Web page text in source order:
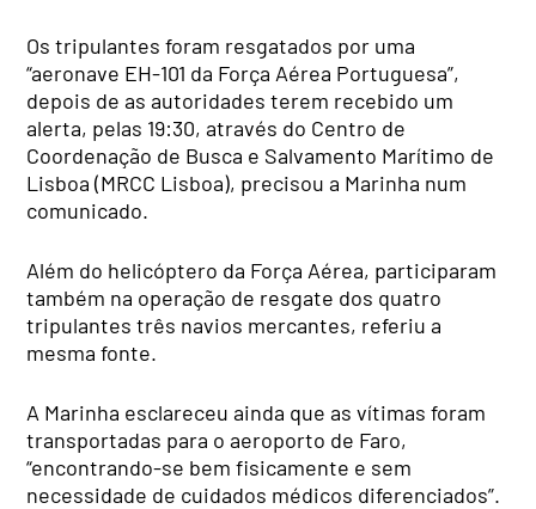
Os tripulantes foram resgatados por uma
“aeronave EH-101 da Força Aérea Portuguesa”,
depois de as autoridades terem recebido um
alerta, pelas 19:30, através do Centro de
Coordenação de Busca e Salvamento Marítimo de
Lisboa (MRCC Lisboa), precisou a Marinha num
comunicado.
Além do helicóptero da Força Aérea, participaram
também na operação de resgate dos quatro
tripulantes três navios mercantes, referiu a
mesma fonte.
A Marinha esclareceu ainda que as vítimas foram
transportadas para o aeroporto de Faro,
“encontrando-se bem fisicamente e sem
necessidade de cuidados médicos diferenciados”.